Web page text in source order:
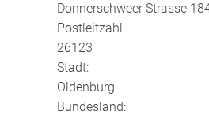
Donnerschweer Strasse
Postleitzahl:
26123
Stadt:
Oldenburg
Bundesland: